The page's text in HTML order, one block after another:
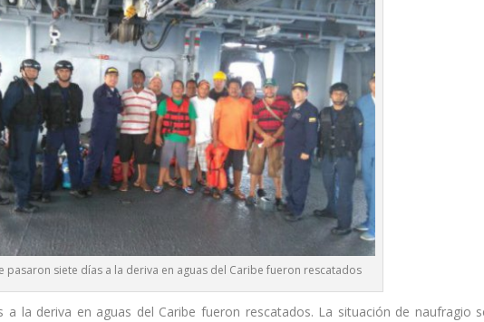
pasaron siete días a la deriva en aguas del Caribe fueron rescatados
a la deriva en aguas del Caribe fueron rescatados. La situación de naufragio